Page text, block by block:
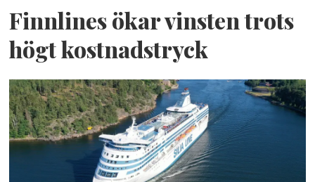
Finnlines ökar vinsten trots
högt kostnadstryck